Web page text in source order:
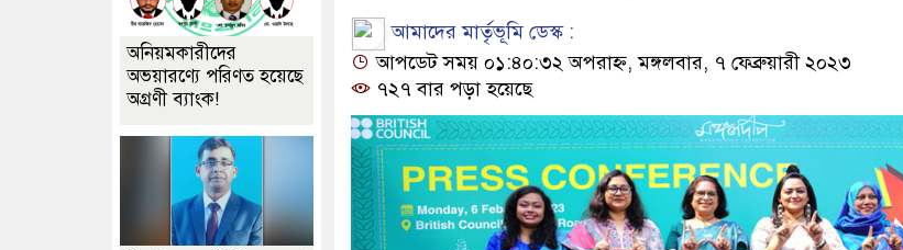
আমাদের মার্তৃভূমি ডেস্ক :
আপডেট সময় ০১:৪০:৩২ অপরাহ্ন, মঙ্গলবার, ৭ ফেব্রুয়ারী ২০২৩
৭২৭ বার পড়া হয়েছে
অনিয়মকারীদের
অভয়ারণ্যে পরিণত হয়েছে
অগ্রণী ব্যাংক!